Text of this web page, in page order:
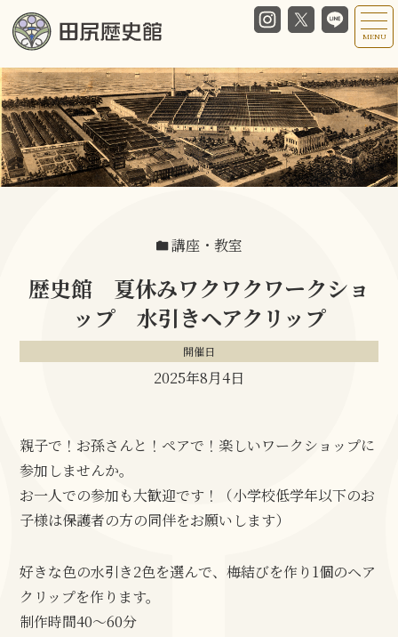
MENU
講座・教室
歴史館 夏休みワクワクワークショ
ップ 水引きヘアクリップ
開催日
2025年8月4日
親子で！お孫さんと！ペアで！楽しいワークショップに
参加しませんか。
お一人での参加も大歓迎です！（小学校低学年以下のお
子様は保護者の方の同伴をお願いします）
好きな色の水引き2色を選んで、梅結びを作り1個のヘア
クリップを作ります。
制作時間40〜60分